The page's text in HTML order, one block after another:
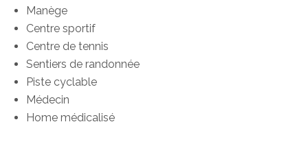
Manège
Centre sportif
Centre de tennis
Sentiers de randonnée
Piste cyclable
Médecin
Home médicalisé